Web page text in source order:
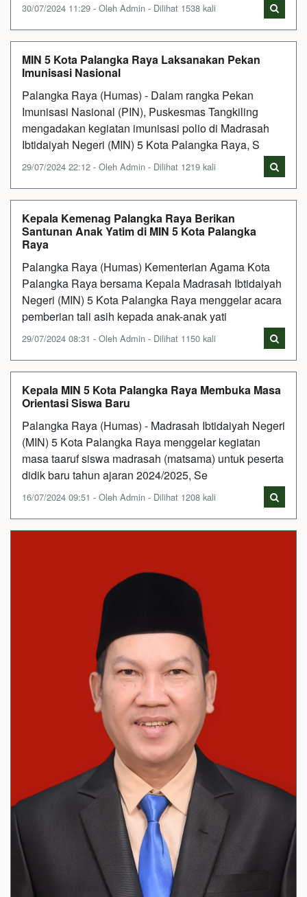
30/07/2024 11:29 - Oleh Admin - Dilihat 1538 kali
MIN 5 Kota Palangka Raya Laksanakan Pekan
Imunisasi Nasional
Palangka Raya (Humas) - Dalam rangka Pekan
Imunisasi Nasional (PIN), Puskesmas Tangkiling
mengadakan kegiatan imunisasi polio di Madrasah
Ibtidaiyah Negeri (MIN) 5 Kota Palangka Raya, S
29/07/2024 22:12 - Oleh Admin - Dilihat 1219 kali
Kepala Kemenag Palangka Raya Berikan
Santunan Anak Yatim di MIN 5 Kota Palangka
Raya
Palangka Raya (Humas) Kementerian Agama Kota
Palangka Raya bersama Kepala Madrasah Ibtidaiyah
Negeri (MIN) 5 Kota Palangka Raya menggelar acara
pemberian tali asih kepada anak-anak yati
29/07/2024 08:31 - Oleh Admin - Dilihat 1150 kali
Kepala MIN 5 Kota Palangka Raya Membuka Masa
Orientasi Siswa Baru
Palangka Raya (Humas) - Madrasah Ibtidaiyah Negeri
(MIN) 5 Kota Palangka Raya menggelar kegiatan
masa taaruf siswa madrasah (matsama) untuk peserta
didik baru tahun ajaran 2024/2025, Se
16/07/2024 09:51 - Oleh Admin - Dilihat 1208 kali